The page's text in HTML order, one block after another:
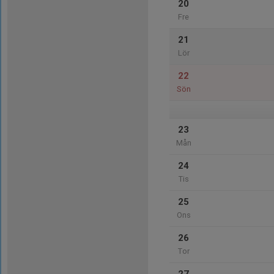
20
Fre
21
Lör
22
Sön
23
Mån
24
Tis
25
Ons
26
Tor